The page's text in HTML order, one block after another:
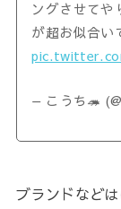
ングさせてや
が超お似合い
— こうち🦔
ブランドなど